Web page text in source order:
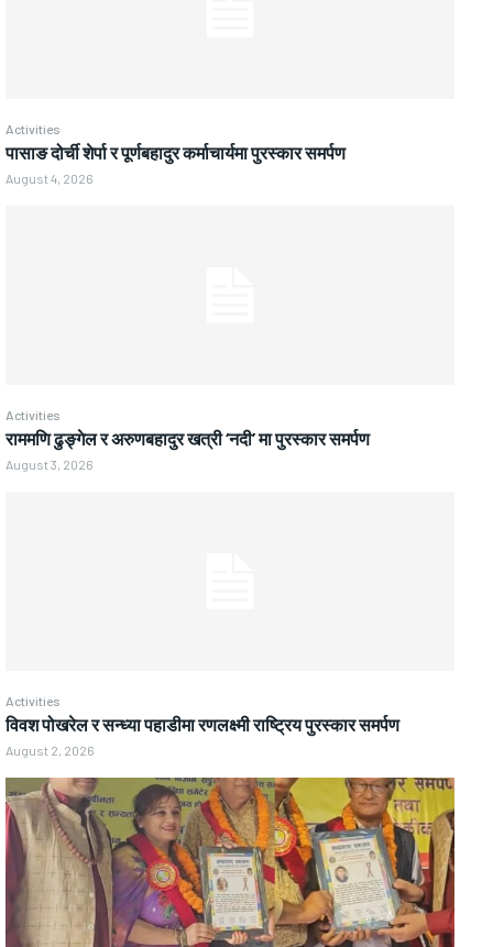
Activities
पासाङ दोर्ची शेर्पा र पूर्णबहादुर कर्माचार्यमा पुरस्कार समर्पण
August 4, 2026
Activities
राममणि ढुङ्गेल र अरुणबहादुर खत्री ‘नदी’ मा पुरस्कार समर्पण
August 3, 2026
Activities
विवश पोखरेल र सन्ध्या पहाडीमा रणलक्ष्मी राष्ट्रिय पुरस्कार समर्पण
August 2, 2026